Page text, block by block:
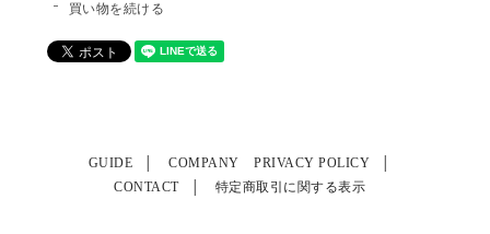
買い物を続ける
GUIDE COMPANY
PRIVACY POLICY
CONTACT
特定商取引に関する表示